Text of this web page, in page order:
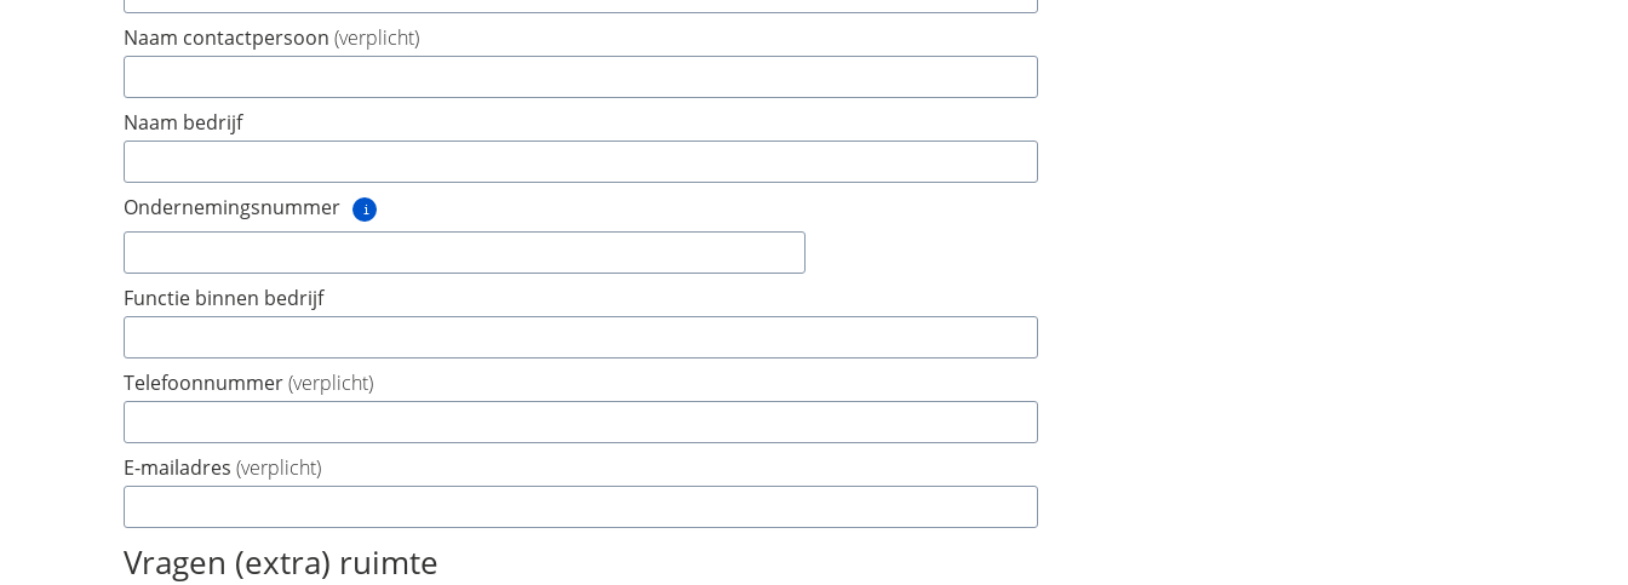
Naam contactpersoon (verplicht)
Naam bedrijf
Ondernemingsnummer Meer
info
Functie binnen bedrijf
Telefoonnummer(verplicht)
E-mailadres (verplicht)
Vragen (extra) ruimte